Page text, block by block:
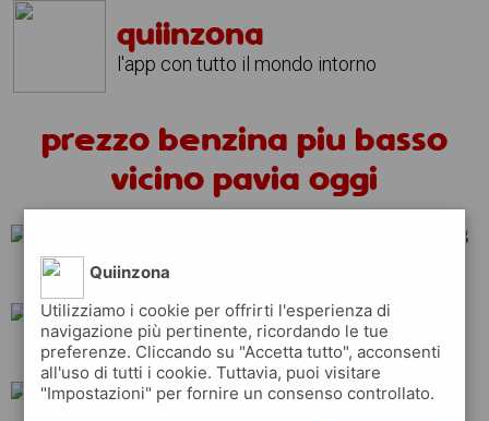
quiinzona
l'app con tutto il mondo intorno
prezzo benzina piu basso
vicino pavia oggi
tamoil
repsol ip q8
Quiinzona
Utilizziamo i cookie per offrirti l'esperienza di
navigazione più pertinente, ricordando le tue
preferenze. Cliccando su "Accetta tutto", acconsenti
all'uso di tutti i cookie. Tuttavia, puoi visitare
"Impostazioni" per fornire un consenso controllato.